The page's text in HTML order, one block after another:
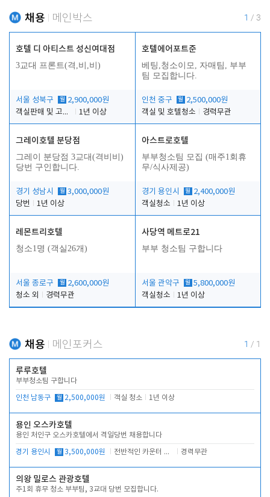
채용 메인박스 1 / 3
호텔 디 아티스트 성신여대점
3교대 프론트(격,비,비)
서울 성북구 월 2,900,000원
객실판매 및 고객응대
1년 이상
호텔에어포트준
베팅,청소이모, 자매팀, 부부
팀 모집합니다.
인천 중구 월 2,500,000원
객실 및 호텔청소
경력무관
그레이호텔 분당점
그레이 분당점 3교대(격비비)
당번 구인합니다.
경기 성남시 월 3,000,000원
당번
1년 이상
아스트로호텔
부부청소팀 모집 (매주1회휴
무/식사제공)
경기 용인시 월 2,400,000원
객실청소
1년 이상
레몬트리호텔
청소1명 (객실26개)
서울 종로구 월 2,600,000원
청소 외
경력무관
사당역 메트로21
부부 청소팀 구합니다
서울 관악구 월 5,800,000원
객실청소
1년 이상
채용 메인포커스 1 / 1
루루호텔
부부청소팀 구합니다
인천 남동구 월 2,500,000원 객실 청소 1년 이상
용인 오스카호텔
용인 처인구 오스카호텔에서 격일당번 채용합니다
경기 용인시 월 3,500,000원 전반적인 카운터 업무 경력무관
의왕 밀로스 관광호텔
주1회 휴무 청소 부부팀, 3교대 당번 모집합니다.